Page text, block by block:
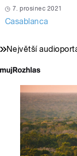
7. prosinec 2021
Casablanca
Největší